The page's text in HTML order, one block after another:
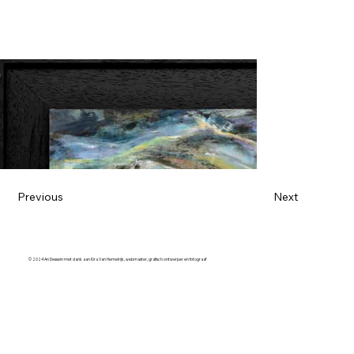
Previous Next
© 2024 An Dessein met dank aan Kira Van Hemelrijk, webmaster, grafisch ontwerper en fotograaf